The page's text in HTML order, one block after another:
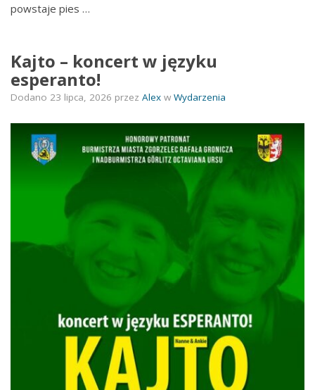
powstaje pies …
Kajto – koncert w języku
esperanto!
Dodano 23 lipca, 2026 przez Alex w Wydarzenia